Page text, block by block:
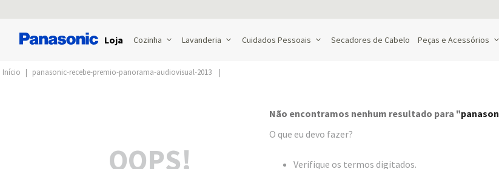
Loja Cozinha Lavanderia Cuidados Pessoais Secadores de Cabelo Peças e Acessórios
panasonic-recebe-premio-panorama-audiovisual-2013
OOPS!
Não encontramos nenhum resultado para "
O que eu devo fazer?
Verifique os termos digitados.